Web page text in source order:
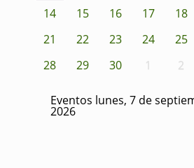
14
15 16 17 18
21
22 23 24 25
28
29 30 1 2
Eventos lunes, 7 de
2026